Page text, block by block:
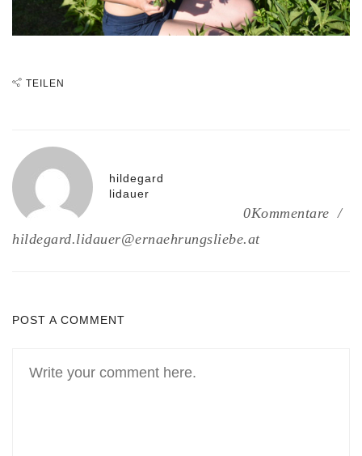
TEILEN
hildegard
lidauer
hildegard.lidauer@ernaehrungsliebe.at
0Kommentare
POST A COMMENT